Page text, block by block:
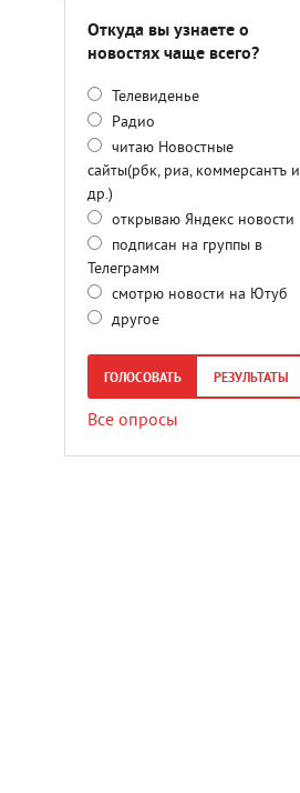
Откуда вы узнаете о
новостях чаще всего?
Телевиденье
Радио
читаю Новостные
сайты(рбк, риа, коммерсантъ и
др.)
открываю Яндекс новости
подписан на группы в
Телеграмм
смотрю новости на Ютуб
другое
ГОЛОСОВАТЬ РЕЗУЛЬТАТЫ
Все опросы